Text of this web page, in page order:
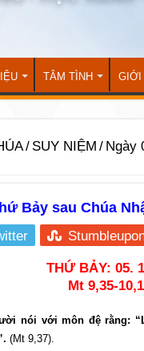
TÂM TÌNH GIỚI
/ SUY NIỆM / Ngày
Bảy sau Chúa
THỨ BẢY: 05.
Mt 9,35-
nói với môn đệ rằng:
(Mt 9,37).